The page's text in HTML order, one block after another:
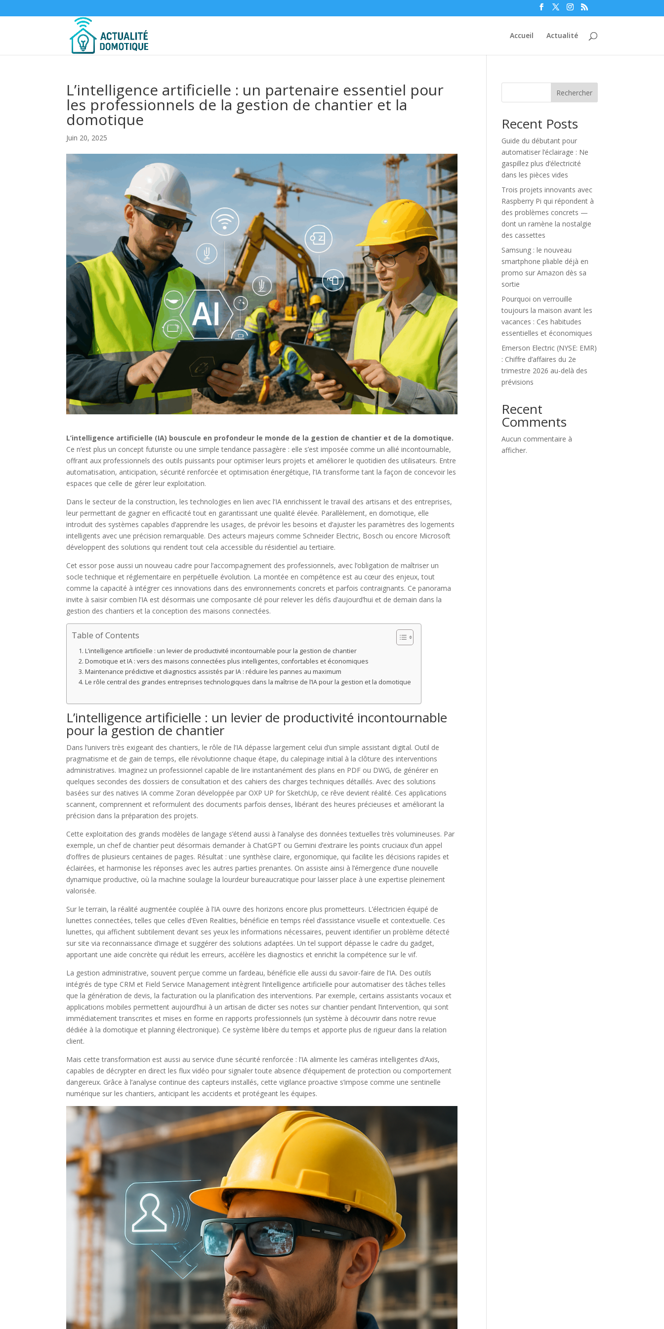
Accueil Actualité
L’intelligence artificielle : un partenaire essentiel pour
les professionnels de la gestion de chantier et la
domotique
Juin 20, 2025
L’intelligence artificielle (IA) bouscule en profondeur le monde de la gestion de chantier et de la domotique.
Ce n’est plus un concept futuriste ou une simple tendance passagère : elle s’est imposée comme un allié incontournable,
offrant aux professionnels des outils puissants pour optimiser leurs projets et améliorer le quotidien des utilisateurs. Entre
automatisation, anticipation, sécurité renforcée et optimisation énergétique, l’IA transforme tant la façon de concevoir les
espaces que celle de gérer leur exploitation.
Dans le secteur de la construction, les technologies en lien avec l’IA enrichissent le travail des artisans et des entreprises,
leur permettant de gagner en efficacité tout en garantissant une qualité élevée. Parallèlement, en domotique, elle
introduit des systèmes capables d’apprendre les usages, de prévoir les besoins et d’ajuster les paramètres des logements
intelligents avec une précision remarquable. Des acteurs majeurs comme Schneider Electric, Bosch ou encore Microsoft
développent des solutions qui rendent tout cela accessible du résidentiel au tertiaire.
Cet essor pose aussi un nouveau cadre pour l’accompagnement des professionnels, avec l’obligation de maîtriser un
socle technique et réglementaire en perpétuelle évolution. La montée en compétence est au cœur des enjeux, tout
comme la capacité à intégrer ces innovations dans des environnements concrets et parfois contraignants. Ce panorama
invite à saisir combien l’IA est désormais une composante clé pour relever les défis d’aujourd’hui et de demain dans la
gestion des chantiers et la conception des maisons connectées.
Table of Contents
L’intelligence artificielle : un levier de productivité incontournable pour la gestion de chantier
Domotique et IA : vers des maisons connectées plus intelligentes, confortables et économiques
Maintenance prédictive et diagnostics assistés par IA : réduire les pannes au maximum
Le rôle central des grandes entreprises technologiques dans la maîtrise de l’IA pour la gestion et la domotique
L’intelligence artificielle : un levier de productivité incontournable
pour la gestion de chantier
Dans l’univers très exigeant des chantiers, le rôle de l’IA dépasse largement celui d’un simple assistant digital. Outil de
pragmatisme et de gain de temps, elle révolutionne chaque étape, du calepinage initial à la clôture des interventions
administratives. Imaginez un professionnel capable de lire instantanément des plans en PDF ou DWG, de générer en
quelques secondes des dossiers de consultation et des cahiers des charges techniques détaillés. Avec des solutions
basées sur des natives IA comme Zoran développée par OXP UP for SketchUp, ce rêve devient réalité. Ces applications
scannent, comprennent et reformulent des documents parfois denses, libérant des heures précieuses et améliorant la
précision dans la préparation des projets.
Cette exploitation des grands modèles de langage s’étend aussi à l’analyse des données textuelles très volumineuses. Par
exemple, un chef de chantier peut désormais demander à ChatGPT ou Gemini d’extraire les points cruciaux d’un appel
d’offres de plusieurs centaines de pages. Résultat : une synthèse claire, ergonomique, qui facilite les décisions rapides et
éclairées, et harmonise les réponses avec les autres parties prenantes. On assiste ainsi à l’émergence d’une nouvelle
dynamique productive, où la machine soulage la lourdeur bureaucratique pour laisser place à une expertise pleinement
valorisée.
Sur le terrain, la réalité augmentée couplée à l’IA ouvre des horizons encore plus prometteurs. L’électricien équipé de
lunettes connectées, telles que celles d’Even Realities, bénéficie en temps réel d’assistance visuelle et contextuelle. Ces
lunettes, qui affichent subtilement devant ses yeux les informations nécessaires, peuvent identifier un problème détecté
sur site via reconnaissance d’image et suggérer des solutions adaptées. Un tel support dépasse le cadre du gadget,
apportant une aide concrète qui réduit les erreurs, accélère les diagnostics et enrichit la compétence sur le vif.
La gestion administrative, souvent perçue comme un fardeau, bénéficie elle aussi du savoir-faire de l’IA. Des outils
intégrés de type CRM et Field Service Management intègrent l’intelligence artificielle pour automatiser des tâches telles
que la génération de devis, la facturation ou la planification des interventions. Par exemple, certains assistants vocaux et
applications mobiles permettent aujourd’hui à un artisan de dicter ses notes sur chantier pendant l’intervention, qui sont
immédiatement transcrites et mises en forme en rapports professionnels (un système à découvrir dans notre revue
dédiée à la domotique et planning électronique). Ce système libère du temps et apporte plus de rigueur dans la relation
client.
Mais cette transformation est aussi au service d’une sécurité renforcée : l’IA alimente les caméras intelligentes d’Axis,
capables de décrypter en direct les flux vidéo pour signaler toute absence d’équipement de protection ou comportement
dangereux. Grâce à l’analyse continue des capteurs installés, cette vigilance proactive s’impose comme une sentinelle
numérique sur les chantiers, anticipant les accidents et protégeant les équipes.
Rechercher
Recent Posts
Guide du débutant pour
automatiser l’éclairage : Ne
gaspillez plus d’électricité
dans les pièces vides
Trois projets innovants avec
Raspberry Pi qui répondent à
des problèmes concrets —
dont un ramène la nostalgie
des cassettes
Samsung : le nouveau
smartphone pliable déjà en
promo sur Amazon dès sa
sortie
Pourquoi on verrouille
toujours la maison avant les
vacances : Ces habitudes
essentielles et économiques
Emerson Electric (NYSE: EMR)
: Chiffre d’affaires du 2e
trimestre 2026 au-delà des
prévisions
Recent
Comments
Aucun commentaire à
afficher.